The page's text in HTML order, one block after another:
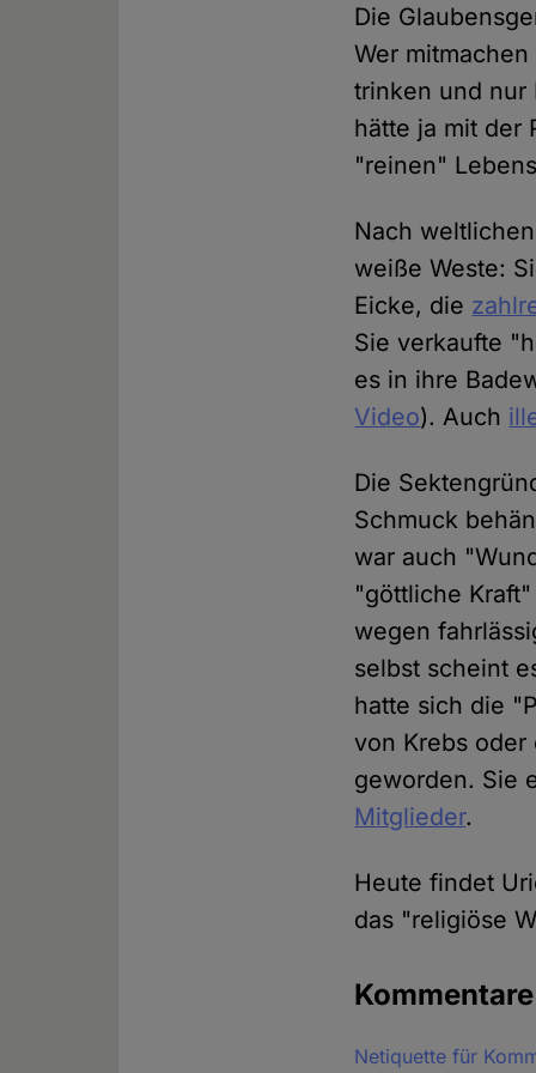
Die
Wer
trinken und nur
hätte ja mit der
"reinen"
Nach
weiße Weste:
Eicke, die
Sie verkaufte
es in ihre
Video). Auch
Die
Schmuck
war auch
"göttliche
wegen
selbst scheint
hatte sich die
von Krebs
geworden. Sie
Mitglieder.
Heute findet
das "religiöse
Kommentare
Netiquette für